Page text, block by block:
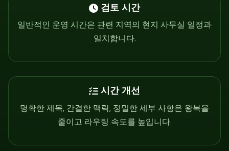
검토 시간
일반적인 운영 시간은 관련 지역의 현지 사무실 일정과
일치합니다.
시간 개선
명확한 제목, 간결한 맥락, 정밀한 세부 사항은 왕복을
줄이고 라우팅 속도를 높입니다.